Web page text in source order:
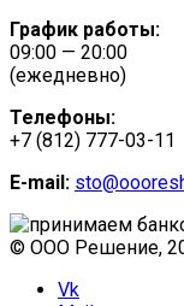
График работы:
09:00 — 20:00
(ежедневно)
Телефоны:
+7 (812) 777-03-11
E-mail:
© ООО Решение,
Vk